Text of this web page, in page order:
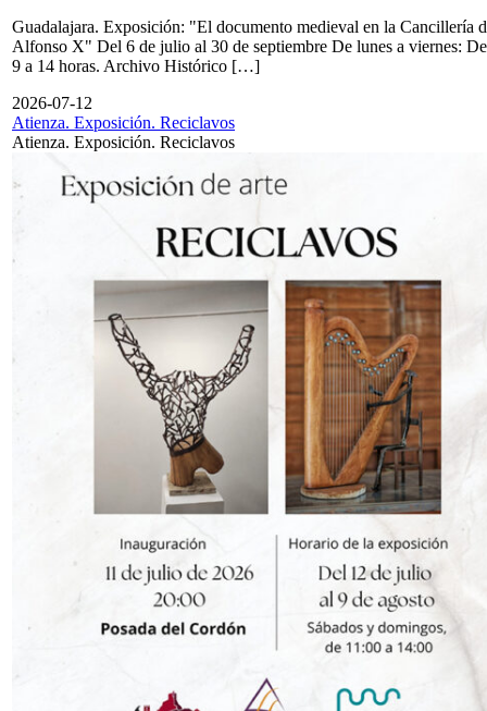
Guadalajara. Exposición: "El documento medieval en la Cancillería
Alfonso X" Del 6 de julio al 30 de septiembre De lunes a viernes: De
9 a 14 horas. Archivo Histórico […]
2026-07-12
Atienza. Exposición. Reciclavos
Atienza. Exposición. Reciclavos